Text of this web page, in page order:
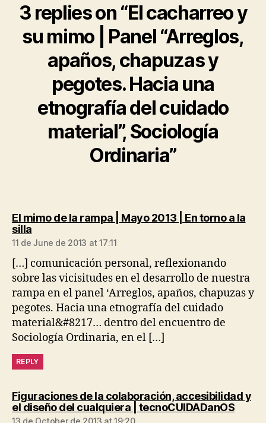
3 replies on “El cacharreo y
su mimo | Panel “Arreglos,
apaños, chapuzas y
pegotes. Hacia una
etnografía del cuidado
material”, Sociología
Ordinaria”
El mimo de la rampa | Mayo 2013 | En torno a la
sillasays:
11 de June de 2013 at 17:11
[…] comunicación personal, reflexionando
sobre las vicisitudes en el desarrollo de nuestra
rampa en el panel ‘Arreglos, apaños, chapuzas y
pegotes. Hacia una etnografía del cuidado
material&#8217… dentro del encuentro de
Sociología Ordinaria, en el […]
REPLY
Figuraciones de la colaboración, accesibilidad y
el diseño del cualquiera | tecnoCUIDADanOSsays:
13 de October de 2013 at 19:20